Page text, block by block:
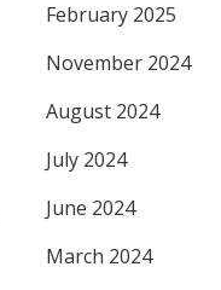
February 2025
November 2024
August 2024
July 2024
June 2024
March 2024